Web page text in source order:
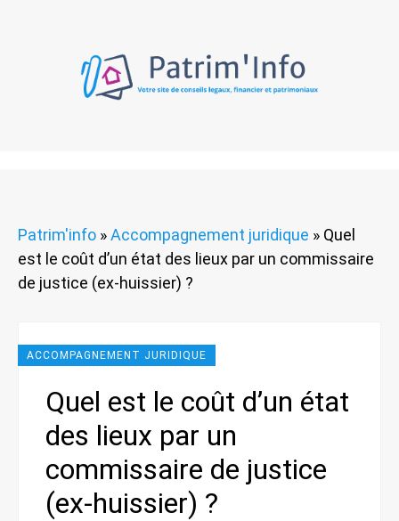
Patrim'info »Accompagnement juridique » Quel
est le coût d’un état des lieux par un commissaire
de justice (ex-huissier) ?
ACCOMPAGNEMENT JURIDIQUE
Quel est le coût d’un état
des lieux par un
commissaire de justice
(ex-huissier) ?